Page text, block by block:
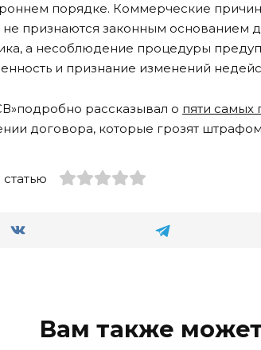
порядке. Коммерческие
не признаются законным основанием
а несоблюдение процедуры
и признание изменений
рассказывал о пяти самых
договора, которые грозят
Вам также